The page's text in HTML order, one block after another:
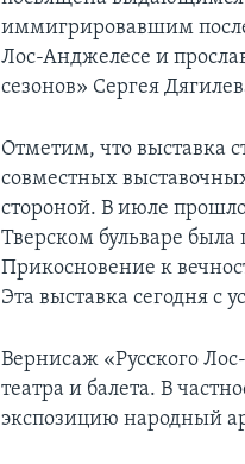
иммигрировавшим
Лос-Анджелесе и
сезонов» Сергея
Отметим, что выставка
совместных
стороной. В июле
Тверском бульваре
Прикосновение к
Эта выставка сегодня с
Вернисаж «Русского
театра и балета. В
экспозицию народный